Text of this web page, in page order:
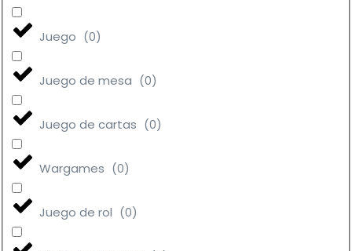
Juego (0)
Juego de mesa (0)
Juego de cartas (0)
Wargames (0)
Juego de rol (0)